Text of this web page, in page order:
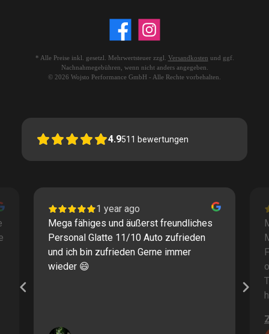
* Alle Preise inkl. gesetzl. Mehrwertsteuer zzgl. Versandkosten und ggf.
Nachnahmegebühren, wenn nicht anders angegeben.
© 2026 Wojsto Performance GmbH - Alle Rechte vorbehalten.
4.9511 bewertungen
1 year ago
Mega fähiges und äußerst freundliches
Personal Glatte 11/10 Auto zufrieden
und ich bin zufrieden Gerne immer
wieder 😄